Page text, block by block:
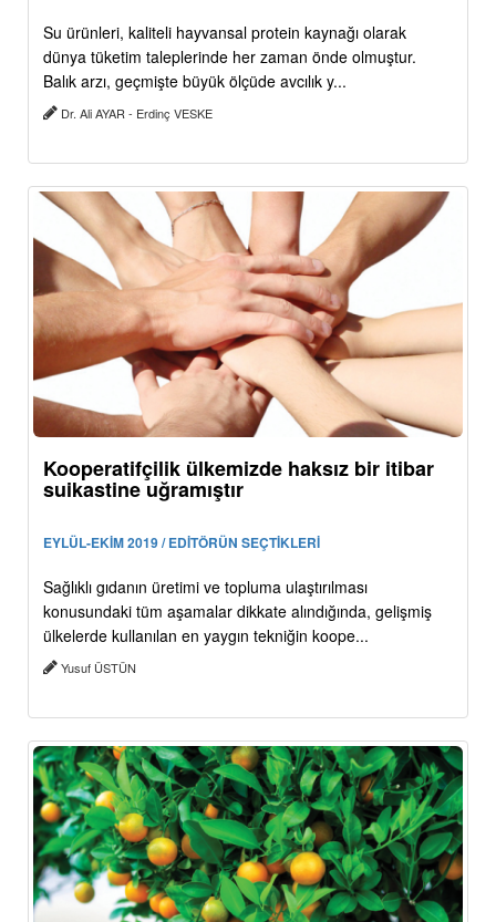
Su ürünleri, kaliteli hayvansal protein kaynağı olarak
dünya tüketim taleplerinde her zaman önde olmuştur.
Balık arzı, geçmişte büyük ölçüde avcılık y...
Dr. Ali AYAR - Erdinç VESKE
Kooperatifçilik ülkemizde haksız bir itibar
suikastine uğramıştır
EYLÜL-EKİM 2019 / EDİTÖRÜN SEÇTİKLERİ
Sağlıklı gıdanın üretimi ve topluma ulaştırılması
konusundaki tüm aşamalar dikkate alındığında, gelişmiş
ülkelerde kullanılan en yaygın tekniğin koope...
Yusuf ÜSTÜN